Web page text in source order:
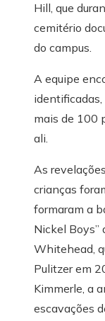
Hill, que
cemitério
do campus.
A equipe
identificadas,
mais de 100
ali.
As
crianças
formaram a
Nickel Boys”
Whitehead,
Pulitzer em
Kimmerle, a
escavações